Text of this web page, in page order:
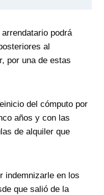
podrá
al
por una de estas
del cómputo por
años y con las
de alquiler que
indemnizarle en los
que salió de la